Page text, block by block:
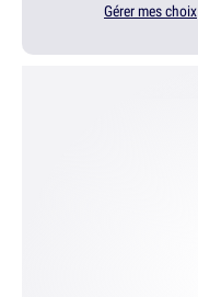
Gérer mes choix